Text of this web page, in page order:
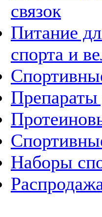
связок
Питание
спорта и
Препараты
Наборы